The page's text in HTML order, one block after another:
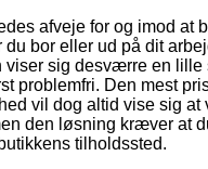
afveje for og imod at
du bor eller ud på dit
viser sig desværre en lille
problemfri. Den mest
vil dog altid vise sig
den løsning kræver at
tilholdssted.